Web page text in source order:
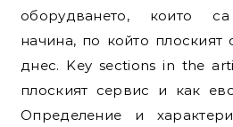
оборудването, които
начина, по който плоският
днес. Key sections in the
плоският сервис и как
Определение и